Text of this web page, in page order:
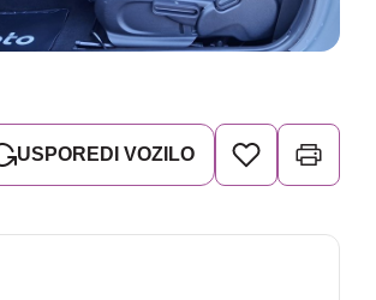
USPOREDI VOZILO